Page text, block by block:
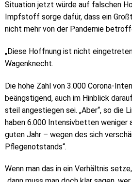
Situation jetzt würde auf falschen
Impfstoff sorge dafür, dass ein
nicht mehr von der Pandemie
„Diese Hoffnung ist nicht
Wagenknecht.
Die hohe Zahl von 3.000 Corona-
beängstigend, auch im Hinblick
steil angestiegen sei. „Aber“, so die
haben 6.000 Intensivbetten weniger
guten Jahr – wegen des sich
Pflegenotstands“.
Wenn man das in ein Verhältnis